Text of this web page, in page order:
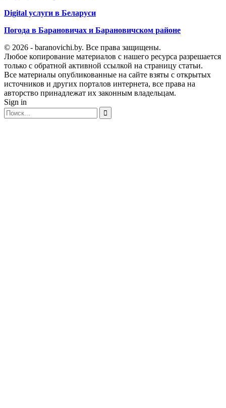
Digital услуги в Беларуси
Погода в Барановичах и Барановичском районе
© 2026 - baranovichi.by. Все права защищены.
Любое копирование материалов с нашего ресурса разрешается
только с обратной активной ссылкой на страницу статьи.
Все материалы опубликованные на сайте взяты с открытых
источников и других порталов интернета, все права на
авторство принадлежат их законным владельцам.
Sign in